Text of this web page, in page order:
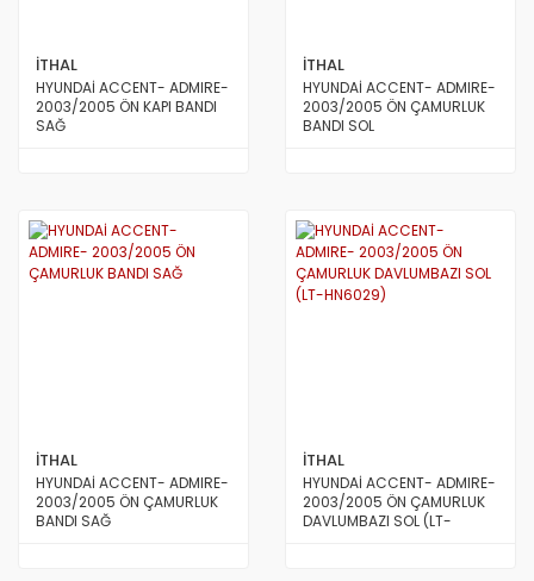
İTHAL
HYUNDAİ ACCENT- ADMIRE-
2003/2005 ÖN KAPI BANDI
SAĞ
İTHAL
HYUNDAİ ACCENT- ADMIRE-
2003/2005 ÖN ÇAMURLUK
BANDI SOL
İTHAL
HYUNDAİ ACCENT- ADMIRE-
2003/2005 ÖN ÇAMURLUK
BANDI SAĞ
İTHAL
HYUNDAİ ACCENT- ADMIRE-
2003/2005 ÖN ÇAMURLUK
DAVLUMBAZI SOL (LT-